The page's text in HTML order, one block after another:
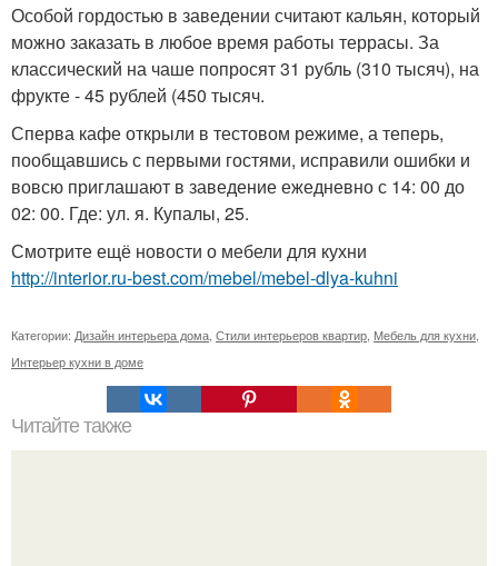
Особой гордостью в заведении считают кальян, который
можно заказать в любое время работы террасы. За
классический на чаше попросят 31 рубль (310 тысяч), на
фрукте - 45 рублей (450 тысяч.
Сперва кафе открыли в тестовом режиме, а теперь,
пообщавшись с первыми гостями, исправили ошибки и
вовсю приглашают в заведение ежедневно с 14: 00 до
02: 00. Где: ул. я. Купалы, 25.
Смотрите ещё новости о мебели для кухни
http://interior.ru-best.com/mebel/mebel-dlya-kuhni
Категории: Дизайн интерьера дома Стили интерьеров квартир Мебель для кухни
Интерьер кухни в доме
Читайте также